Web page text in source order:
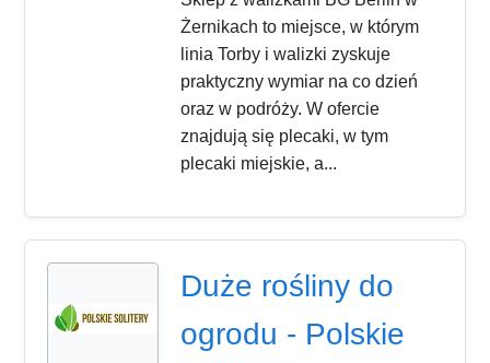
Żernikach to miejsce, w którym
linia Torby i walizki zyskuje
praktyczny wymiar na co dzień
oraz w podróży. W ofercie
znajdują się plecaki, w tym
plecaki miejskie, a...
Duże rośliny do
ogrodu - Polskie